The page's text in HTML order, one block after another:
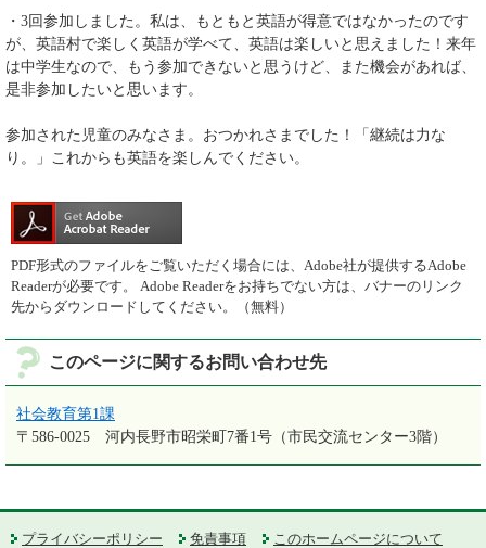
・3回参加しました。私は、もともと英語が得意ではなかったのです
が、英語村で楽しく英語が学べて、英語は楽しいと思えました！来年
は中学生なので、もう参加できないと思うけど、また機会があれば、
是非参加したいと思います。
参加された児童のみなさま。おつかれさまでした！「継続は力な
り。」これからも英語を楽しんでください。
PDF形式のファイルをご覧いただく場合には、Adobe社が提供するAdobe
Readerが必要です。
Adobe Readerをお持ちでない方は、バナーのリンク
先からダウンロードしてください。（無料）
このページに関するお問い合わせ先
社会教育第1課
〒586-0025
河内長野市昭栄町7番1号（市民交流センター3階）
プライバシーポリシー 免責事項
このホームページについて